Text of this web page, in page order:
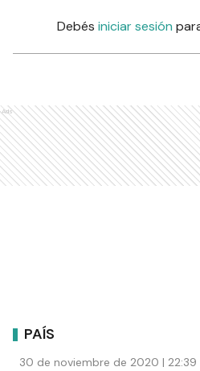
Debés iniciar sesión
Ads
PAÍS
30 de noviembre de 2020 |